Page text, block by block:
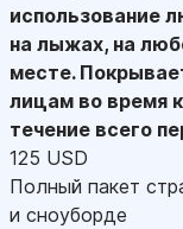
использование
на лыжах, на
месте.
лицам во время
течение всего
125 USD
Полный пакет
и сноуборде